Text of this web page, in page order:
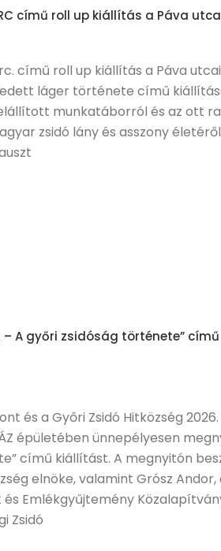
című roll up kiállítás a Páva
című roll up kiállítás a Páva
láger története című
munkatáborról és az ott
zsidó lány és asszony
– A győri zsidóság története”
és a Győri Zsidó Hitközség
épületében ünnepélyesen
című kiállítást. A megnyitón
elnöke, valamint Grósz
Emlékgyűjtemény
Zsidó